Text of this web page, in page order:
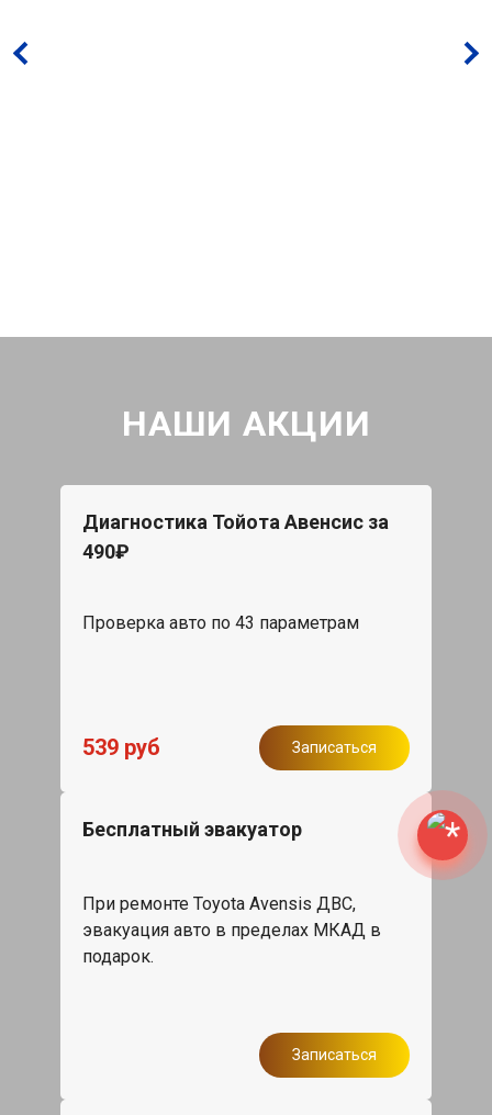
НАШИ АКЦИИ
Диагностика Тойота Авенсис за
490₽
Проверка авто по 43 параметрам
539 руб Записаться
Бесплатный эвакуатор
При ремонте Toyota Avensis ДВС,
эвакуация авто в пределах МКАД в
подарок.
Записаться